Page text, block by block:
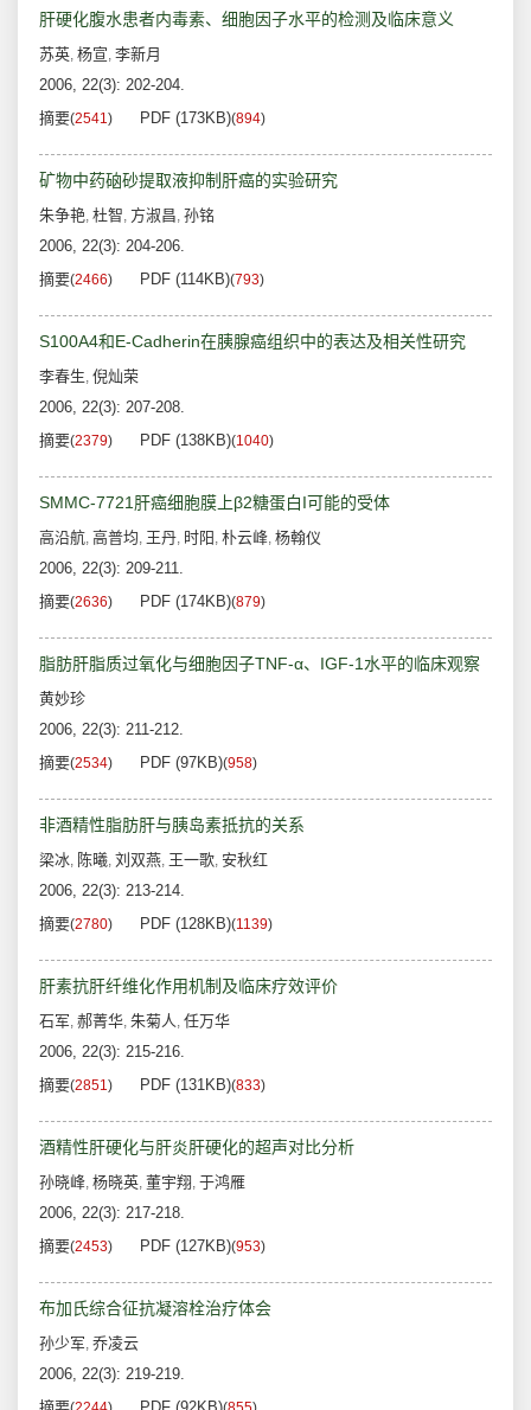
肝硬化腹水患者内毒素、细胞因子水平的检测及临床意义
苏英, 杨宣, 李新月
2006, 22(3): 202-204.
摘要(2541) PDF (173KB)(894)
矿物中药硇砂提取液抑制肝癌的实验研究
朱争艳, 杜智, 方淑昌, 孙铭
2006, 22(3): 204-206.
摘要(2466) PDF (114KB)(793)
S100A4和E-Cadherin在胰腺癌组织中的表达及相关性研究
李春生, 倪灿荣
2006, 22(3): 207-208.
摘要(2379) PDF (138KB)(1040)
SMMC-7721肝癌细胞膜上β2糖蛋白I可能的受体
高沿航, 高普均, 王丹, 时阳 , 朴云峰, 杨翰仪
2006, 22(3): 209-211.
摘要(2636) PDF (174KB)(879)
脂肪肝脂质过氧化与细胞因子TNF-α、IGF-1水平的临床观察
黄妙珍
2006, 22(3): 211-212.
摘要(2534) PDF (97KB)(958)
非酒精性脂肪肝与胰岛素抵抗的关系
梁冰, 陈曦, 刘双燕, 王一歌, 安秋红
2006, 22(3): 213-214.
摘要(2780) PDF (128KB)(1139)
肝素抗肝纤维化作用机制及临床疗效评价
石军, 郝菁华, 朱菊人, 任万华
2006, 22(3): 215-216.
摘要(2851) PDF (131KB)(833)
酒精性肝硬化与肝炎肝硬化的超声对比分析
孙晓峰, 杨晓英, 董宇翔, 于鸿雁
2006, 22(3): 217-218.
摘要(2453) PDF (127KB)(953)
布加氏综合征抗凝溶栓治疗体会
孙少军, 乔凌云
2006, 22(3): 219-219.